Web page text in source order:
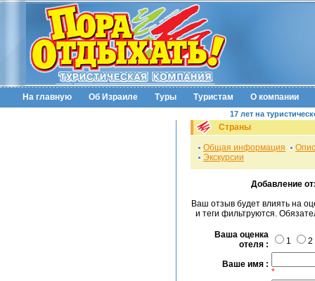
На главную Об Израиле Туры Туристам О компании
17 лет на
Страны
Общая информация
Экскурсии
Добавление
Ваш отзыв будет влиять на
и теги фильтруются.
Ваша оценка
отеля :
1 2
Ваше имя :
*